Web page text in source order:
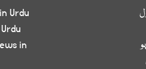
Urdu
in